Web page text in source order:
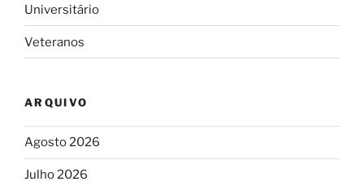
Universitário
Veteranos
ARQUIVO
Agosto 2026
Julho 2026